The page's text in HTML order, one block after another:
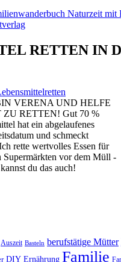
RETTEN IN
VERENA UND HELFE
RETTEN! Gut 70 %
hat ein abgelaufenes
und schmeckt
rette wertvolles Essen für
Supermärkten vor dem Müll -
du das auch!
Auszeit Basteln berufstätige Mütter
DIY Ernährung Familie